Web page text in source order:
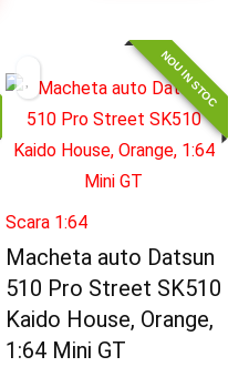
NOU IN STOC
Scara 1:64
Macheta auto Datsun
510 Pro Street SK510
Kaido House, Orange,
1:64 Mini GT